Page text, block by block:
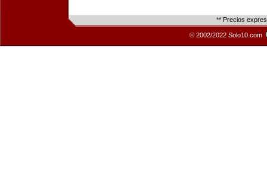
** Precios
© 2002/2022 Solo10.com